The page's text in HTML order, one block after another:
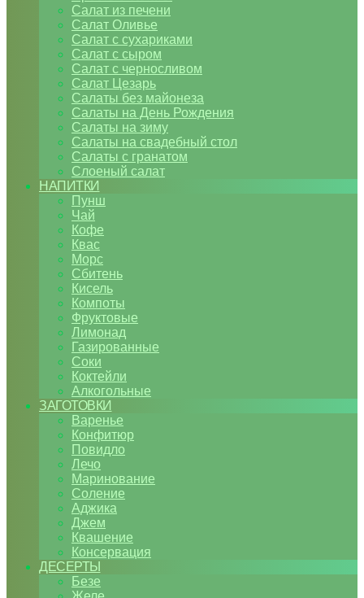
Салат из печени
Салат Оливье
Салат с сухариками
Салат с сыром
Салат с черносливом
Салат Цезарь
Салаты без майонеза
Салаты на День Рождения
Салаты на зиму
Салаты на свадебный стол
Салаты с гранатом
Слоеный салат
НАПИТКИ
Пунш
Чай
Кофе
Квас
Морс
Сбитень
Кисель
Компоты
Фруктовые
Лимонад
Газированные
Соки
Коктейли
Алкогольные
ЗАГОТОВКИ
Варенье
Конфитюр
Повидло
Лечо
Маринование
Соление
Аджика
Джем
Квашение
Консервация
ДЕСЕРТЫ
Безе